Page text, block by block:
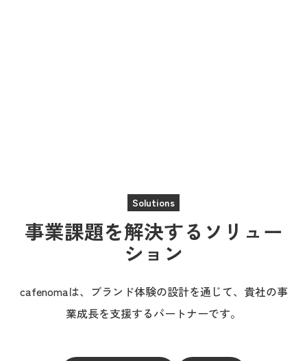
Solutions
事業課題を解決するソリュー
ション
cafenomaは、ブランド体験の設計を通じて、貴社の事
業成長を支援するパートナーです。